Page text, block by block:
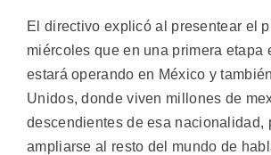
El directivo explicó al presentear el
miércoles que en una primera etapa
estará operando en México y
Unidos, donde viven millones de
descendientes de esa nacionalidad,
ampliarse al resto del mundo de